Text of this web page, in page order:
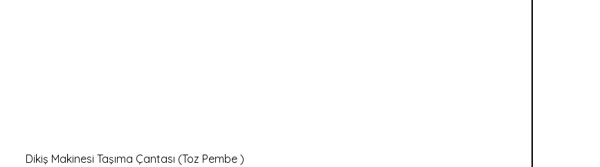
Hızlı Bakış
Dikiş Makinesi Taşıma Çantası (Toz Pembe )